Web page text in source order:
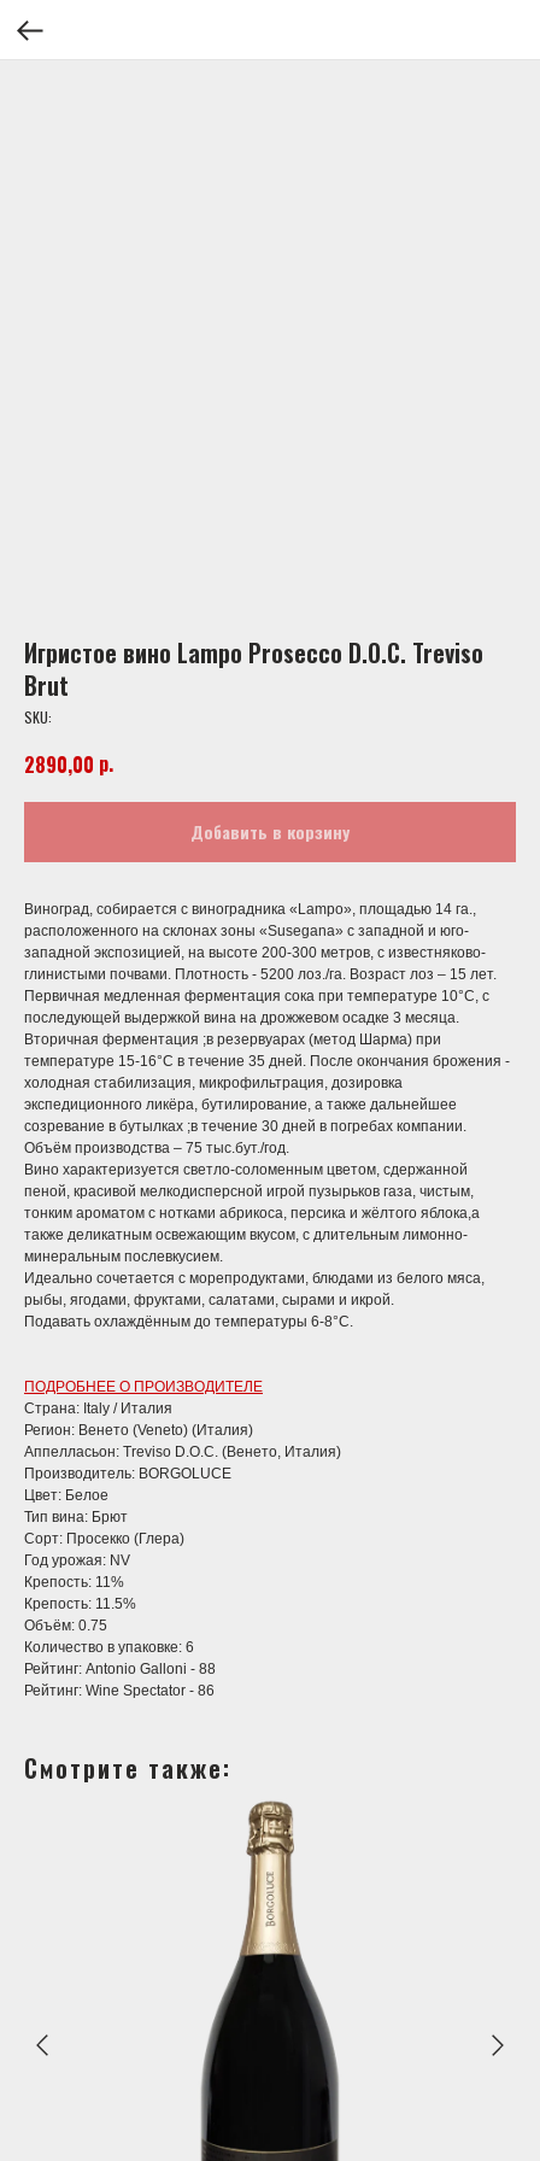
Игристое вино Lampo Prosecco D.O.C. Treviso
Brut
SKU:
2890,00 р.
Добавить в корзину
Виноград, собирается с виноградника «Lampo», площадью 14 га.,
расположенного на склонах зоны «Susegana» с западной и юго-
западной экспозицией, на высоте 200-300 метров, с известняково-
глинистыми почвами. Плотность - 5200 лоз./га. Возраст лоз – 15 лет.
Первичная медленная ферментация сока при температуре 10°С, с
последующей выдержкой вина на дрожжевом осадке 3 месяца.
Вторичная ферментация ;в резервуарах (метод Шарма) при
температуре 15-16°С в течение 35 дней. После окончания брожения -
холодная стабилизация, микрофильтрация, дозировка
экспедиционного ликёра, бутилирование, а также дальнейшее
созревание в бутылках ;в течение 30 дней в погребах компании.
Объём производства – 75 тыс.бут./год.
Вино характеризуется светло-соломенным цветом, сдержанной
пеной, красивой мелкодисперсной игрой пузырьков газа, чистым,
тонким ароматом с нотками абрикоса, персика и жёлтого яблока,а
также деликатным освежающим вкусом, с длительным лимонно-
минеральным послевкусием.
Идеально сочетается с морепродуктами, блюдами из белого мяса,
рыбы, ягодами, фруктами, салатами, сырами и икрой.
Подавать охлаждённым до температуры 6-8°С.
ПОДРОБНЕЕ О ПРОИЗВОДИТЕЛЕ
Страна: Italy / Италия
Регион: Венето (Veneto) (Италия)
Аппелласьон: Treviso D.O.C. (Венето, Италия)
Производитель: BORGOLUCE
Цвет: Белое
Тип вина: Брют
Сорт: Просекко (Глера)
Год урожая: NV
Крепость: 11%
Крепость: 11.5%
Объём: 0.75
Количество в упаковке: 6
Рейтинг: Antonio Galloni - 88
Рейтинг: Wine Spectator - 86
Смотрите также: